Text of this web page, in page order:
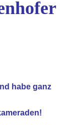
habe ganz